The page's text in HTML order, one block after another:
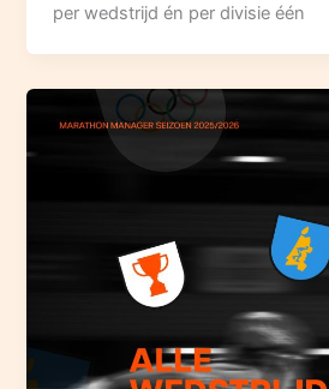
per wedstrijd én per divisie één